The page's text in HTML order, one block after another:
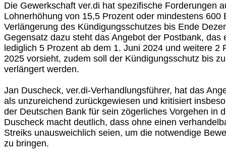
Die Gewerkschaft ver.di hat spezifische Forderungen
Lohnerhöhung von 15,5 Prozent oder mindestens 600
Verlängerung des Kündigungsschutzes bis Ende
Gegensatz dazu steht das Angebot der Postbank, das
lediglich 5 Prozent ab dem 1. Juni 2024 und weitere 2
2025 vorsieht, zudem soll der Kündigungsschutz bis
verlängert werden.
Jan Duscheck, ver.di-Verhandlungsführer, hat das
als unzureichend zurückgewiesen und kritisiert
der Deutschen Bank für sein zögerliches Vorgehen in
Duscheck macht deutlich, dass ohne einen
Streiks unausweichlich seien, um die notwendige
zu bringen.